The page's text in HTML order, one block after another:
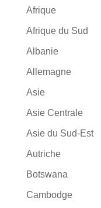
Afrique
Afrique du Sud
Albanie
Allemagne
Asie
Asie Centrale
Asie du Sud-Est
Autriche
Botswana
Cambodge